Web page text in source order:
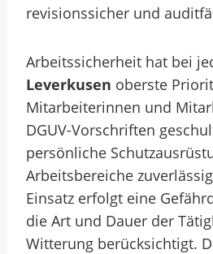
revisionssicher und
Arbeitssicherheit hat bei
Leverkusen oberste
Mitarbeiterinnen und
DGUV-Vorschriften
persönliche
Arbeitsbereiche
Einsatz erfolgt eine
die Art und Dauer der
Witterung berücksichtigt.